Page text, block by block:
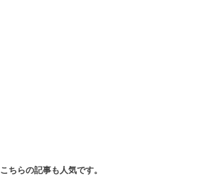
こちらの記事も人気です。